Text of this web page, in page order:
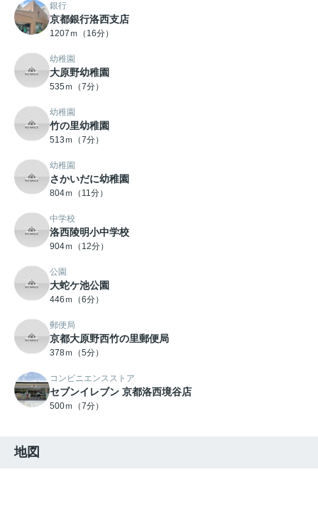
銀行
京都銀行洛西支店
1207ｍ（16分）
幼稚園
大原野幼稚園
535ｍ（7分）
幼稚園
竹の里幼稚園
513ｍ（7分）
幼稚園
さかいだに幼稚園
804ｍ（11分）
中学校
洛西陵明小中学校
904ｍ（12分）
公園
大蛇ケ池公園
446ｍ（6分）
郵便局
京都大原野西竹の里郵便局
378ｍ（5分）
コンビニエンスストア
セブンイレブン 京都洛西境谷店
500ｍ（7分）
地図